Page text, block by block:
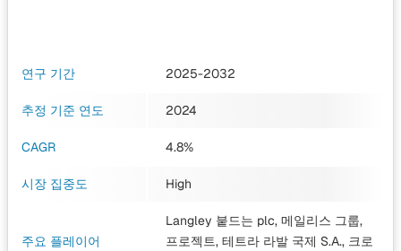
연구 기간 2025-2032
추정 기준 연도 2024
CAGR 4.8%
시장 집중도 High
주요 플레이어
Langley 붙드는 plc, 메일리스 그룹,
프로젝트, 테트라 라발 국제 S.A., 크로